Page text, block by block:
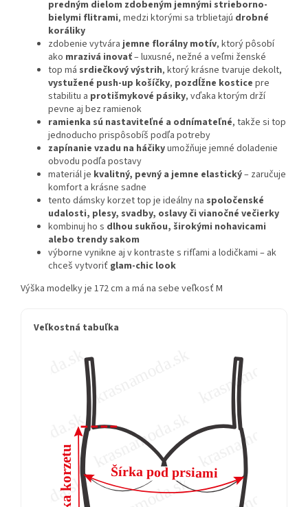
predným dielom zdobeným jemnými strieborno-
bielymi flitrami, medzi ktorými sa trblietajú drobné
koráliky
zdobenie vytvárajemne florálny motív, ktorý pôsobí
ako mrazivá inovať– luxusné, nežné a veľmi ženské
top má srdiečkový výstrih, ktorý krásne tvaruje dekolt,
vystužené push-up košíčky, pozdĺžne kostice pre
stabilitu a protišmykové pásiky, vďaka ktorým drží
pevne aj bez ramienok
ramienka sú nastaviteľné a odnímateľné, takže si top
jednoducho prispôsobíš podľa potreby
zapínanie vzadu na háčikyumožňuje jemné doladenie
obvodu podľa postavy
materiál je kvalitný, pevný a jemne elastický– zaručuje
komfort a krásne sadne
tento dámsky korzet top je ideálny na spoločenské
udalosti, plesy, svadby, oslavy či vianočné večierky
kombinuj ho s dlhou sukňou, širokými nohavicami
alebo trendy sakom
výborne vynikne aj v kontraste s rifľami a lodičkami – ak
chceš vytvoriť glam-chic look
Výška modelky je 172 cm a má na sebe veľkosť M
Veľkostná tabuľka